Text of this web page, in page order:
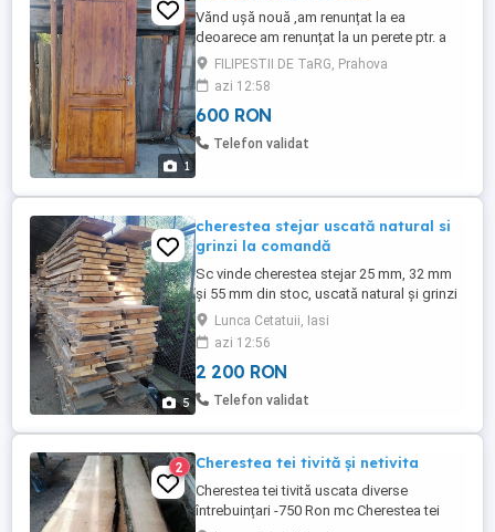
1
Vănd ușă nouă ,am renunțat la ea
deoarece am renunțat la un perete ptr. a
face un salon.Pentru detalii suplimentare
sunați.
FILIPESTII DE TaRG, Prahova
azi 12:58
600 RON
Telefon validat
5
cherestea stejar uscată natural si
grinzi la comandă
Sc vinde cherestea stejar 25 mm, 32 mm
și 55 mm din stoc, uscată natural și grinzi
la comanda
Lunca Cetatuii, Iasi
azi 12:56
2 200 RON
Telefon validat
2 Cherestea tei tivită și netivita
Cherestea tei tivită uscata diverse
întrebuințari -750 Ron mc Cherestea tei